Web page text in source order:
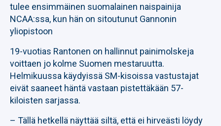
tulee ensimmäinen suomalainen naispainija
NCAA:ssa, kun hän on sitoutunut Gannonin
yliopistoon
19-vuotias Rantonen on hallinnut painimolskeja
voittaen jo kolme Suomen mestaruutta.
Helmikuussa käydyissä SM-kisoissa vastustajat
eivät saaneet häntä vastaan pistettäkään 57-
kiloisten sarjassa.
– Tällä hetkellä näyttää siltä, että ei hirveästi löydy